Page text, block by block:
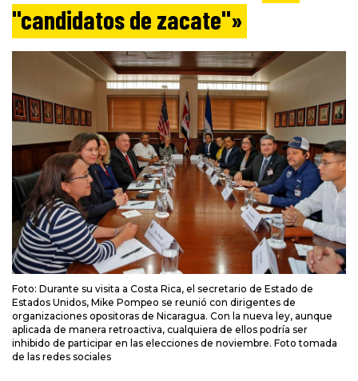
"candidatos de zacate"»
Foto: Durante su visita a Costa Rica, el secretario de Estado de
Estados Unidos, Mike Pompeo se reunió con dirigentes de
organizaciones opositoras de Nicaragua. Con la nueva ley, aunque
aplicada de manera retroactiva, cualquiera de ellos podría ser
inhibido de participar en las elecciones de noviembre. Foto tomada
de las redes sociales